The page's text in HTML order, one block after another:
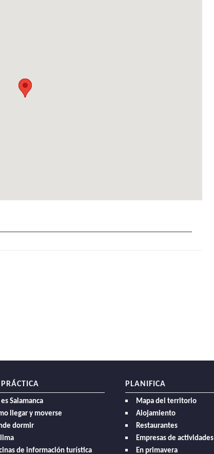
Salamanca
llegar y moverse
dormir
de información turística
PLANIFICA
Mapa del territorio
Alojamiento
Restaurantes
Empresas de actividades
En primavera